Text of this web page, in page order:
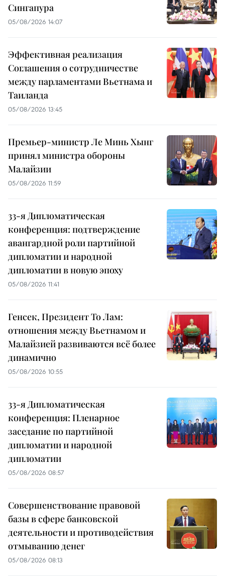
Сингапура
05/08/2026 14:07
Эффективная реализация
Соглашения о сотрудничестве
между парламентами Вьетнама и
Таиланда
05/08/2026 13:45
Премьер-министр Ле Минь Хынг
принял министра обороны
Малайзии
05/08/2026 11:59
33-я Дипломатическая
конференция: подтверждение
авангардной роли партийной
дипломатии и народной
дипломатии в новую эпоху
05/08/2026 11:41
Генсек, Президент То Лам:
отношения между Вьетнамом и
Малайзией развиваются всё более
динамично
05/08/2026 10:55
33-я Дипломатическая
конференция: Пленарное
заседание по партийной
дипломатии и народной
дипломатии
05/08/2026 08:57
Совершенствование правовой
базы в сфере банковской
деятельности и противодействия
отмыванию денег
05/08/2026 08:13